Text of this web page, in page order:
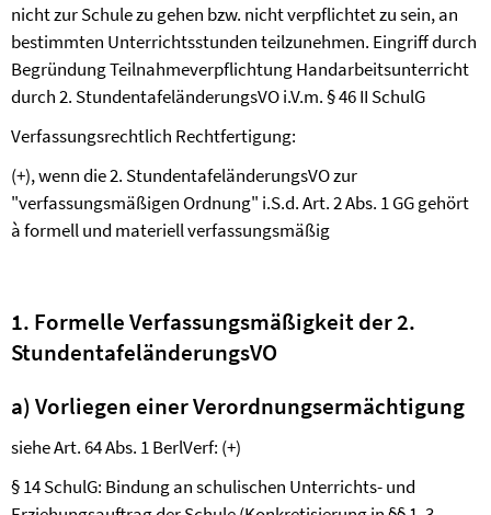
nicht zur Schule zu gehen bzw. nicht verpflichtet zu sein, an
bestimmten Unterrichtsstunden teilzunehmen. Eingriff durch
Begründung Teilnahmeverpflichtung Handarbeitsunterricht
durch 2. StundentafeländerungsVO i.V.m. § 46 II SchulG
Verfassungsrechtlich Rechtfertigung:
(+), wenn die 2. StundentafeländerungsVO zur
"verfassungsmäßigen Ordnung" i.S.d. Art. 2 Abs. 1 GG gehört
àformell und materiell verfassungsmäßig
1. Formelle Verfassungsmäßigkeit der 2.
StundentafeländerungsVO
a) Vorliegen einer Verordnungsermächtigung
siehe Art. 64 Abs. 1 BerlVerf: (+)
§ 14 SchulG: Bindung an schulischen Unterrichts- und